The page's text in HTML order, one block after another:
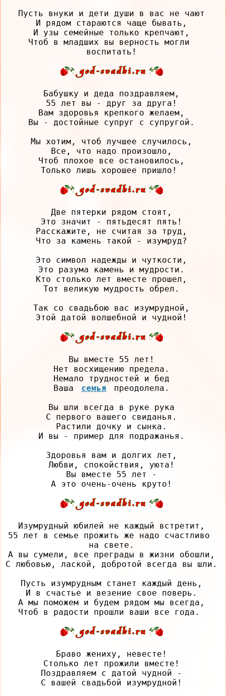
Пусть внуки и дети души в вас не чают
И рядом стараются чаще бывать,
И узы семейные только крепчают,
Чтоб в младших вы верность могли
Бабушку и деда поздравляем,
55 лет вы - друг за друга!
Вам здоровья крепкого желаем,
Вы - достойные супруг с супругой.
Мы хотим, чтоб лучшее случилось,
Все, что надо произошло,
Чтоб плохое все остановилось,
Две пятерки рядом стоят,
Это значит - пятьдесят пять!
Расскажите, не считая за труд,
Что за камень такой - изумруд?
Это символ надежды и чуткости,
Это разума камень и мудрости.
Кто столько лет вместе прошел,
Тот великую мудрость обрел.
Так со свадьбою вас изумрудной,
Вы вместе 55 лет!
Нет восхищению предела.
Немало трудностей и бед
Ваша
семья
преодолела.
Вы шли всегда в руке рука
С первого вашего свиданья.
Растили дочку и сынка.
И вы - пример для подражанья.
Здоровья вам и долгих лет,
Любви, спокойствия, уюта!
Вы вместе 55 лет -
Изумрудный юбилей не каждый встретит,
55 лет в семье прожить же надо счастливо
на свете.
А вы сумели, все преграды в жизни обошли,
С любовью, лаской, добротой всегда вы шли.
Пусть изумрудным станет каждый день,
И в счастье и везение свое поверь.
А мы поможем и будем рядом мы всегда,
Браво жениху, невесте!
Столько лет прожили вместе!
Поздравляем с датой чудной -
С вашей свадьбой изумрудной!